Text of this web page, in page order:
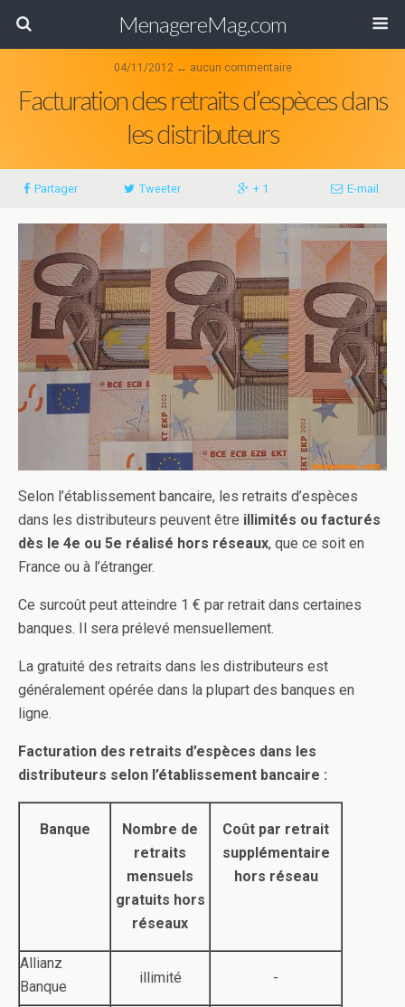
MenagereMag.com
04/11/2012 ↔ aucun commentaire
Facturation des retraits d’espèces dans
les distributeurs
Partager Tweeter + 1 E-mail
Selon l’établissement bancaire, les retraits d’espèces
dans les distributeurs peuvent être illimités ou facturés
dès le 4e ou 5e réalisé hors réseaux, que ce soit en
France ou à l’étranger.
Ce surcoût peut atteindre 1 € par retrait dans certaines
banques. Il sera prélevé mensuellement.
La gratuité des retraits dans les distributeurs est
généralement opérée dans la plupart des banques en
ligne.
Facturation des retraits d’espèces dans les
distributeurs selon l’établissement bancaire :
Banque
Nombre de
retraits
mensuels
gratuits hors
réseaux
Coût par retrait
supplémentaire
hors réseau
Allianz
Banque
illimité -